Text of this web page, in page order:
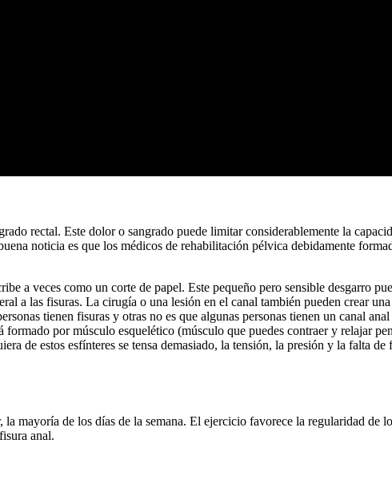
rectal. Este dolor o sangrado puede limitar considerablemente la
noticia es que los médicos de rehabilitación pélvica debidamente
a veces como un corte de papel. Este pequeño pero sensible desgarro
a las fisuras. La cirugía o una lesión en el canal también pueden crear
tienen fisuras y otras no es que algunas personas tienen un canal
por músculo esquelético (músculo que puedes contraer y relajar
de estos esfínteres se tensa demasiado, la tensión, la presión y la falta
mayoría de los días de la semana. El ejercicio favorece la regularidad de
anal.